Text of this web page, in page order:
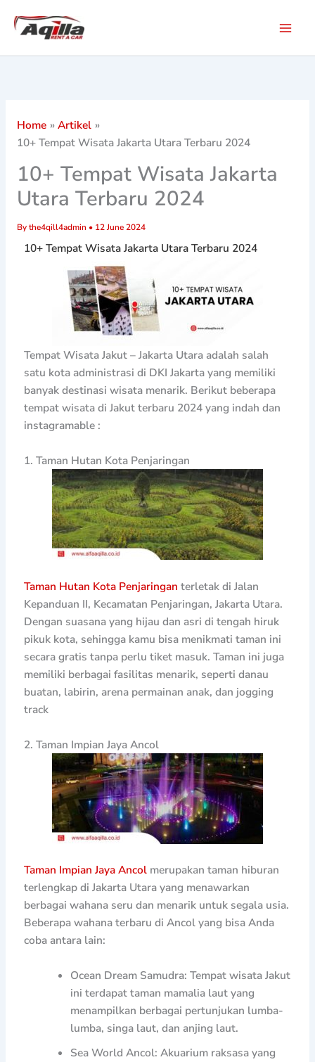
Home
Artikel
10+ Tempat Wisata Jakarta Utara Terbaru 2024
10+ Tempat Wisata Jakarta
Utara Terbaru 2024
Bythe4qill4admin • 12 June 2024
10+ Tempat Wisata Jakarta Utara Terbaru 2024
Tempat Wisata Jakut – Jakarta Utara adalah salah
satu kota administrasi di DKI Jakarta yang memiliki
banyak destinasi wisata menarik. Berikut beberapa
tempat wisata di Jakut terbaru 2024 yang indah dan
instagramable :
1. Taman Hutan Kota Penjaringan
Taman Hutan Kota Penjaringan terletak di Jalan
Kepanduan II, Kecamatan Penjaringan, Jakarta Utara.
Dengan suasana yang hijau dan asri di tengah hiruk
pikuk kota, sehingga kamu bisa menikmati taman ini
secara gratis tanpa perlu tiket masuk. Taman ini juga
memiliki berbagai fasilitas menarik, seperti danau
buatan, labirin, arena permainan anak, dan jogging
track
2. Taman Impian Jaya Ancol
Taman Impian Jaya Ancolmerupakan taman hiburan
terlengkap di Jakarta Utara yang menawarkan
berbagai wahana seru dan menarik untuk segala usia.
Beberapa wahana terbaru di Ancol yang bisa Anda
coba antara lain:
Ocean Dream Samudra: Tempat wisata Jakut
ini terdapat taman mamalia laut yang
menampilkan berbagai pertunjukan lumba-
lumba, singa laut, dan anjing laut.
Sea World Ancol: Akuarium raksasa yang